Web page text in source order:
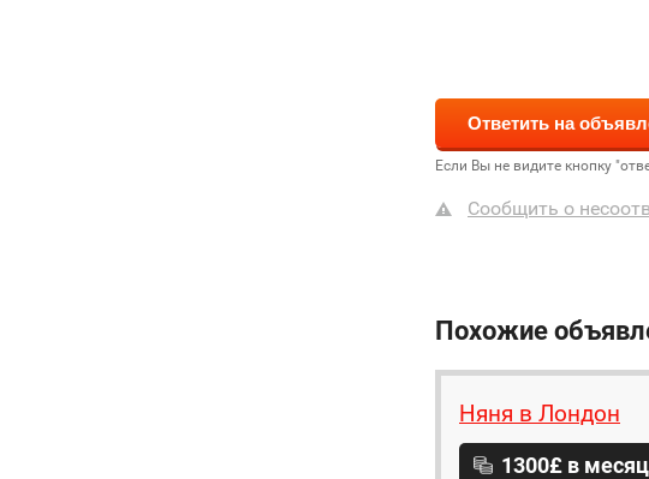
Если Вы не видите кнопку
Сообщить о
Похожие
Няня в Лондон
1300£ в месяц